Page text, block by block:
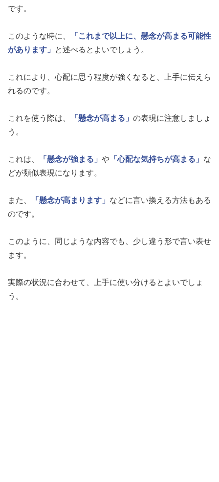
です。
このような時に、
「これまで以上に、懸念が高まる可能性
があります」
と述べるとよいでしょう。
これにより、心配に思う程度が強くなると、上手に伝えら
れるのです。
これを使う際は、 「懸念が高まる」 の表現に注意しましょ
う。
これは、 「懸念が強まる」 や 「心配な気持ちが高まる」 な
どが類似表現になります。
また、 「懸念が高まります」 などに言い換える方法もある
のです。
このように、同じような内容でも、少し違う形で言い表せ
ます。
実際の状況に合わせて、上手に使い分けるとよいでしょ
う。